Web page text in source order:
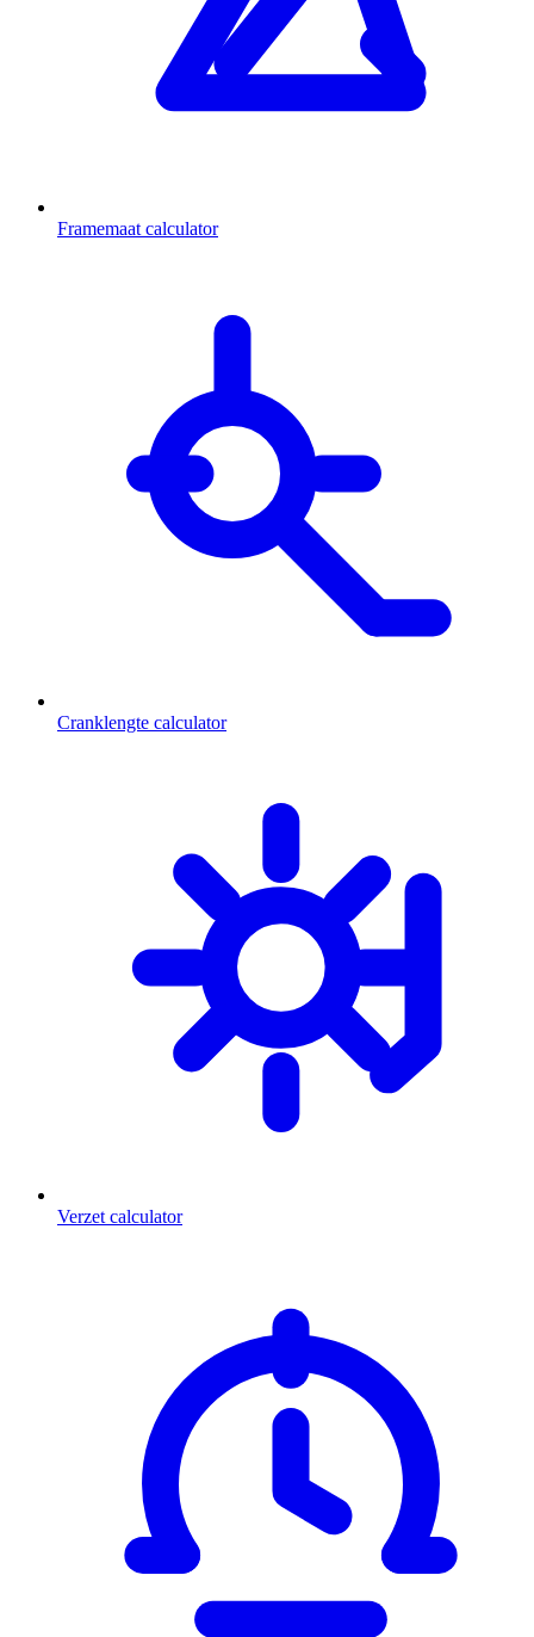
Framemaat calculator
Cranklengte calculator
Verzet calculator